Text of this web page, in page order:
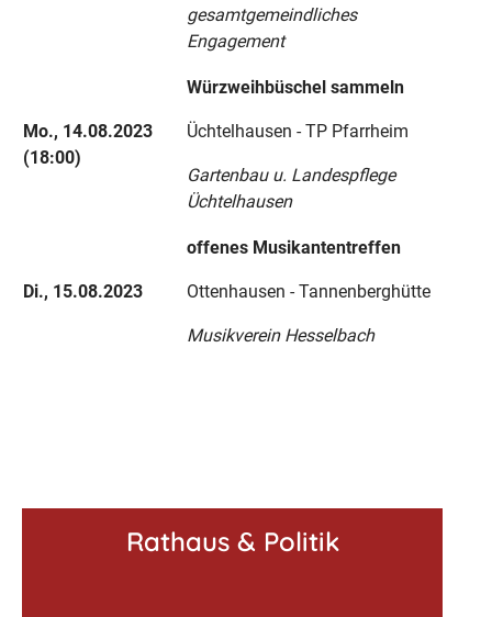
gesamtgemeindliches
Engagement
Mo., 14.08.2023
(18:00)
Würzweihbüschel sammeln
Üchtelhausen - TP Pfarrheim
Gartenbau u. Landespflege
Üchtelhausen
Di., 15.08.2023
offenes Musikantentreffen
Ottenhausen - Tannenberghütte
Musikverein Hesselbach
Rathaus & Politik